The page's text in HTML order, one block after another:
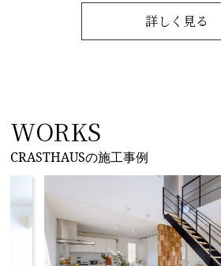
詳しく見る
WORKS
CRASTHAUSの施工事例